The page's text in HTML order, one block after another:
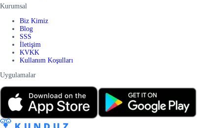
Kurumsal
Biz Kimiz
Blog
SSS
İletişim
KVKK
Kullanım Koşulları
Uygulamalar